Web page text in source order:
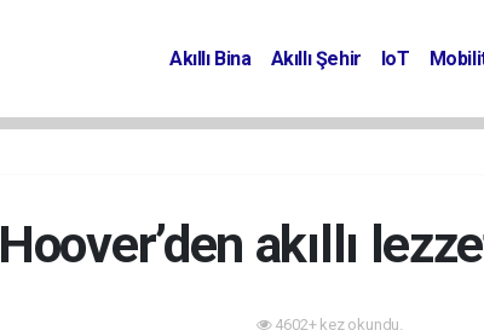
Akıllı Bina Akıllı Şehir IoT
Hoover’den akıllı
4602+ kez okundu.